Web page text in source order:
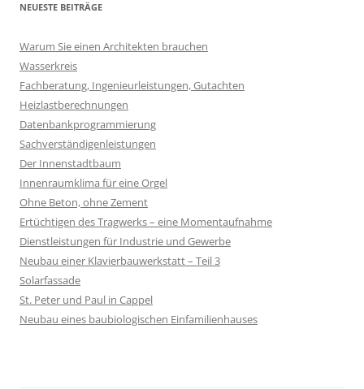
NEUESTE BEITRÄGE
Warum Sie einen Architekten brauchen
Wasserkreis
Fachberatung, Ingenieurleistungen, Gutachten
Heizlastberechnungen
Datenbankprogrammierung
Sachverständigenleistungen
Der Innenstadtbaum
Innenraumklima für eine Orgel
Ohne Beton, ohne Zement
Ertüchtigen des Tragwerks – eine Momentaufnahme
Dienstleistungen für Industrie und Gewerbe
Neubau einer Klavierbauwerkstatt – Teil 3
Solarfassade
St. Peter und Paul in Cappel
Neubau eines baubiologischen Einfamilienhauses